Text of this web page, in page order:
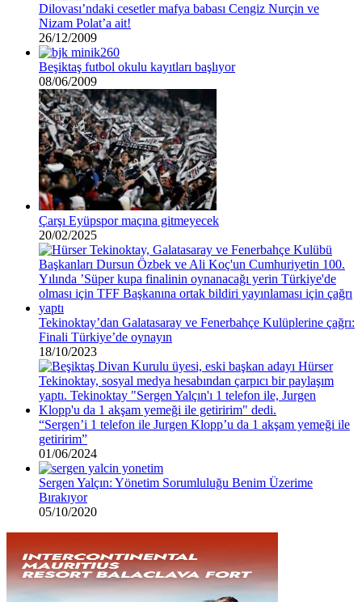
Dilovası’ndaki cesetler mafya babası Cengiz Nurçin ve
Nizam Polat’a ait!
26/12/2009
Beşiktaş futbol okulu kayıtları başlıyor
08/06/2009
Çarşı Eyüpspor maçına gitmeyecek
20/02/2025
Tekinoktay’dan Galatasaray ve Fenerbahçe Kulüplerine çağrı:
Finali Türkiye’de oynayın
18/10/2023
“Sergen’i 1 telefon ile Jurgen Klopp’u da 1 akşam yemeği ile
getiririm”
01/06/2024
Sergen Yalçın: Yönetim Sorumluluğu Benim Üzerime
Bırakıyor
05/10/2020